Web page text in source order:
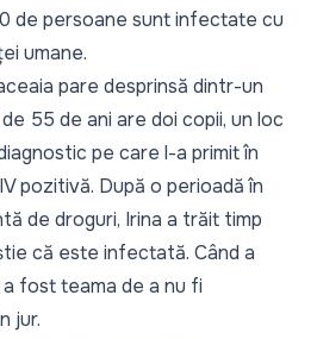
de persoane sunt infectate cu
umane.
pare desprinsă dintr-un
55 de ani are doi copii, un loc
pe care l-a primit în
pozitivă. După o perioadă în
de droguri, Irina a trăit timp
că este infectată. Când a
fost teama de a nu fi
jur.